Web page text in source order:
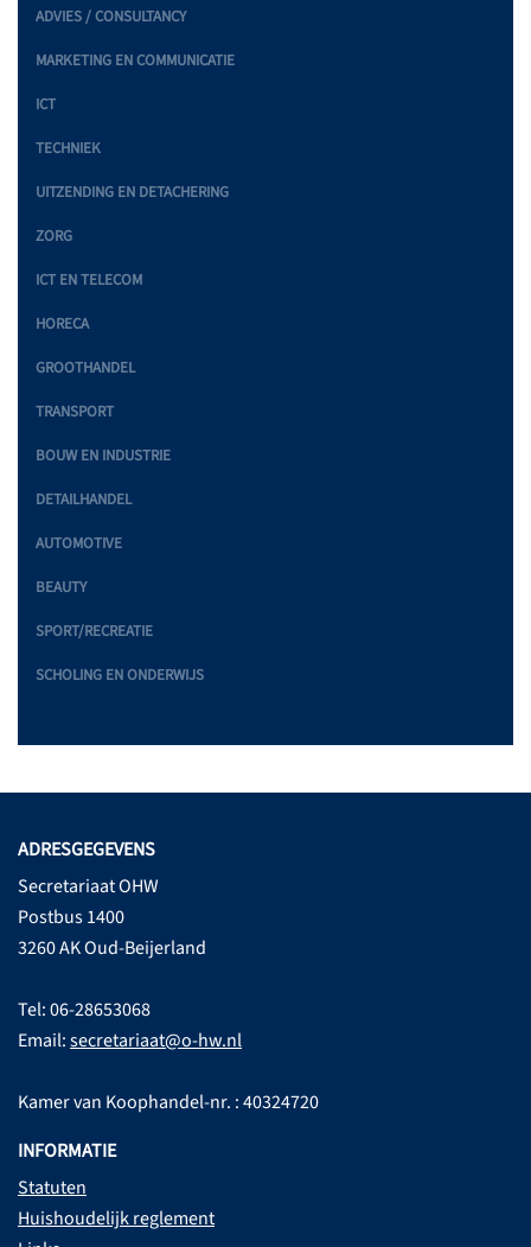
ADVIES / CONSULTANCY
MARKETING EN COMMUNICATIE
ICT
TECHNIEK
UITZENDING EN DETACHERING
ZORG
ICT EN TELECOM
HORECA
GROOTHANDEL
TRANSPORT
BOUW EN INDUSTRIE
DETAILHANDEL
AUTOMOTIVE
BEAUTY
SPORT/RECREATIE
SCHOLING EN ONDERWIJS
ADRESGEGEVENS
Secretariaat OHW
Postbus 1400
3260 AK Oud-Beijerland
Tel: 06-28653068
Email:secretariaat@o-hw.nl
Kamer van Koophandel-nr. : 40324720
INFORMATIE
Statuten
Huishoudelijk reglement